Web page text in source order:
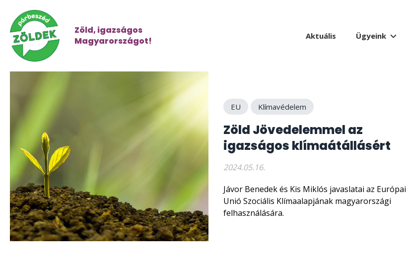
Zöld, igazságos
Magyarországot!
Aktuális Ügyeink
EU Klímavédelem
Zöld Jövedelemmel az
igazságos klímaátállásért
2024.05.16.
Jávor Benedek és Kis Miklós javaslatai az Európai
Unió Szociális Klímaalapjának magyarországi
felhasználására.